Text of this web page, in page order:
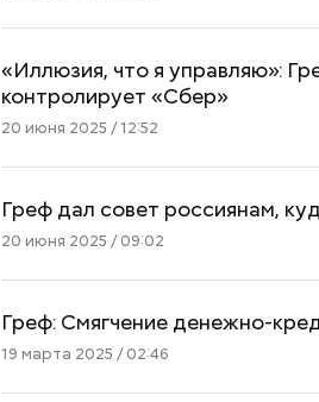
«Иллюзия, что я управляю»:
контролирует «Сбер»
20 июня 2025 / 12:52
Греф дал совет россиянам,
20 июня 2025 / 09:02
Греф: Смягчение денежно-
19 марта 2025 / 02:46